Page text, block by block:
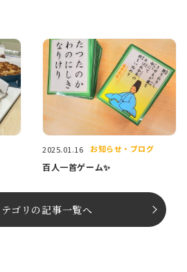
2025.01.16 お知らせ・ブログ
百人一首ゲーム✨
ゴリの記事⼀覧へ